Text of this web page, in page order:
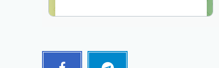
Facebook Telegram